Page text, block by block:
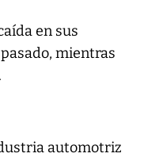
en sus
mientras
automotriz